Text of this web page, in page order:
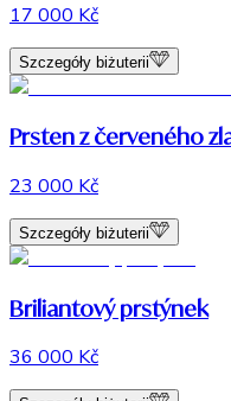
17 000 Kč
Szczegóły biżuterii
Prsten z červeného
23 000 Kč
Szczegóły biżuterii
Briliantový prstýnek
36 000 Kč